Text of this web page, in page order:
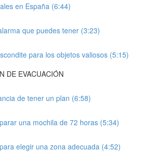
en España (6:44)
que puedes tener (3:23)
para los objetos valiosos (5:15)
DE EVACUACIÓN
de tener un plan (6:58)
una mochila de 72 horas (5:34)
elegir una zona adecuada (4:52)